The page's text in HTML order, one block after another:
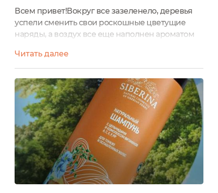
Всем привет!Вокруг все зазеленело, деревья
успели сменить свои роскошные цветущие
наряды, а воздух все еще наполнен ароматом
сиять не меньше природы - чувствовать себя
легко, уверенно и красиво! А знаете, что может
стать главным украшением в любое время
года? Здоровая кожа и ухоженные волосы. Вот
о волосах сегодня и поговорим. О волосах и о
Натуральном шампуне...
Читать далее